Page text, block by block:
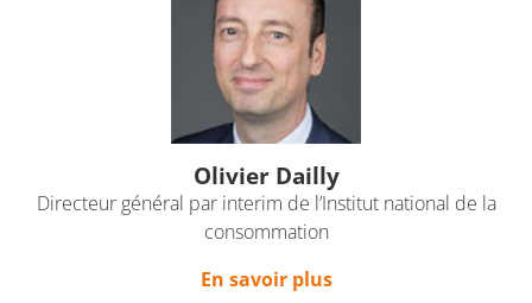
Olivier Dailly
Directeur général par interim de l’Institut national de la
consommation
En savoir plus